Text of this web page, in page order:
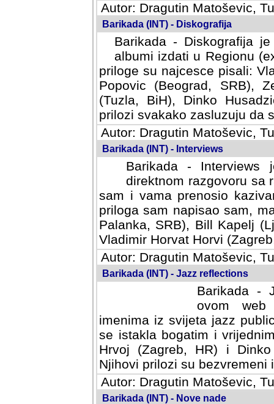
Autor: Dragutin Matoševic,
Barikada (INT) - Diskografija
Barikada - Diskografija
albumi izdati u Regionu
priloge su najcesce pisali:
Popovic (Beograd, SRB),
(Tuzla, BiH), Dinko
prilozi svakako zasluzuju da
Autor: Dragutin Matoševic,
Barikada (INT) - Interviews
Barikada -
direktnom razgovoru sa
sam i vama prenosio
priloga sam napisao sam,
Palanka, SRB), Bill Kapelj
Vladimir Horvat Horvi
Autor: Dragutin Matoševic,
Barikada (INT) - Jazz reflections
Barikada -
ovom web
imenima iz svijeta jazz
se istakla bogatim i
Hrvoj (Zagreb, HR) i
Njihovi prilozi su bezvremeni
Autor: Dragutin Matoševic,
Barikada (INT) - Nove nade